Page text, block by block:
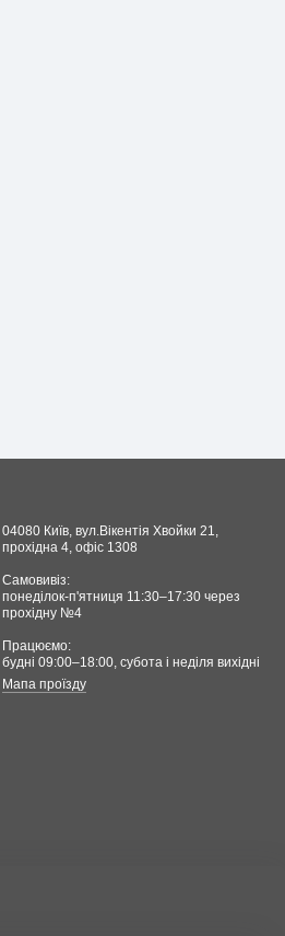
04080 Київ, вул.Вікентія Хвойки 21,
прохідна 4, офіс 1308
Самовивіз:
понеділок-п'ятниця 11:30–17:30 через
прохідну №4
Працюємо:
будні 09:00–18:00, cубота і неділя вихідні
Мапа проїзду